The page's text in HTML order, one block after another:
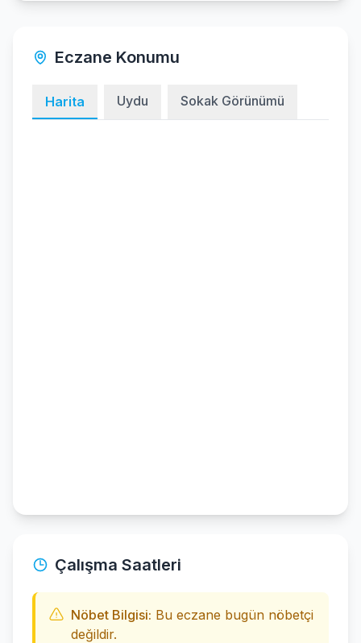
Eczane Konumu
Harita Uydu Sokak Görünümü
Çalışma Saatleri
Nöbet Bilgisi: Bu eczane bugün nöbetçi
değildir.